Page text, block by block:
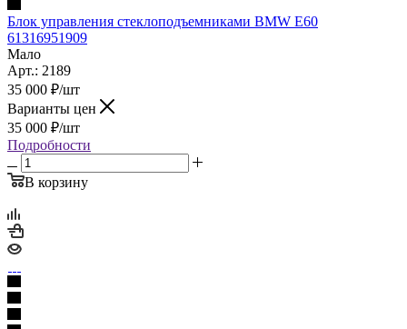
Блок управления стеклоподъемниками BMW E60
61316951909
Мало
Арт.: 2189
35 000 ₽/шт
Варианты цен
35 000 ₽/шт
Подробности
В корзину